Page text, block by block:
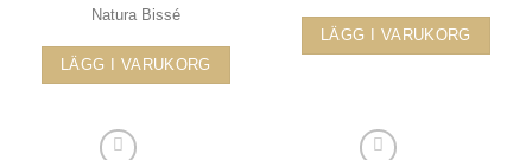
Natura Bissé
LÄGG I VARUKORG
LÄGG I VARUKORG